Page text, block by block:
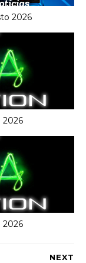
2026
2026
2026
NEXT